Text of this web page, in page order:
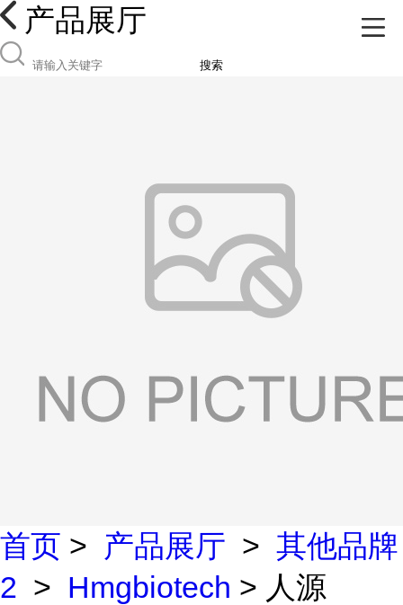
产品展厅
搜索
首页 > 产品展厅 > 其他品牌
2 > Hmgbiotech > 人源